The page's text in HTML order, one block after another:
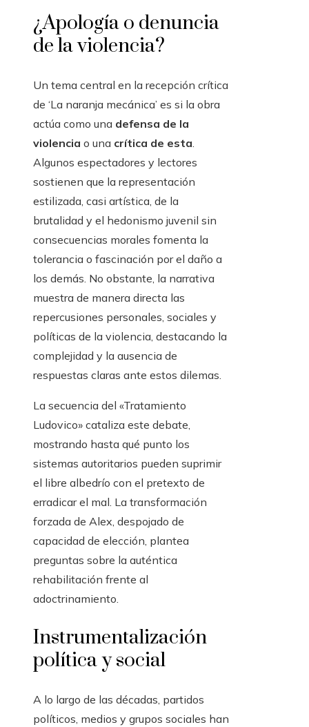
¿Apología o denuncia
de la violencia?
Un tema central en la recepción crítica
de ‘La naranja mecánica’ es si la obra
actúa como una defensa de la
violencia o una crítica de esta.
Algunos espectadores y lectores
sostienen que la representación
estilizada, casi artística, de la
brutalidad y el hedonismo juvenil sin
consecuencias morales fomenta la
tolerancia o fascinación por el daño a
los demás. No obstante, la narrativa
muestra de manera directa las
repercusiones personales, sociales y
políticas de la violencia, destacando la
complejidad y la ausencia de
respuestas claras ante estos dilemas.
La secuencia del «Tratamiento
Ludovico» cataliza este debate,
mostrando hasta qué punto los
sistemas autoritarios pueden suprimir
el libre albedrío con el pretexto de
erradicar el mal. La transformación
forzada de Alex, despojado de
capacidad de elección, plantea
preguntas sobre la auténtica
rehabilitación frente al
adoctrinamiento.
Instrumentalización
política y social
A lo largo de las décadas, partidos
políticos, medios y grupos sociales han